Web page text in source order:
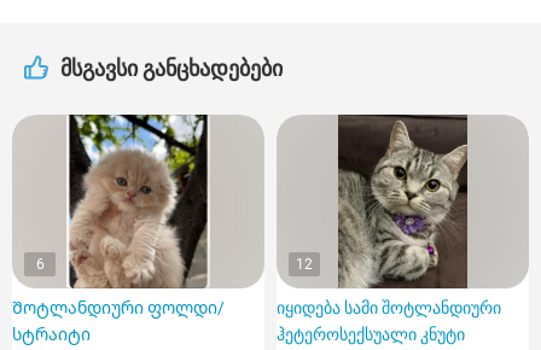
მსგავსი განცხადებები
6
Შოტლანდიური ფოლდი/
სტრაიტი
12
იყიდება სამი შოტლანდიური
ჰეტეროსექსუალი კნუტი